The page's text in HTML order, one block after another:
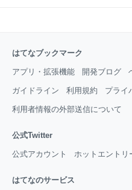
はてなブックマーク
アプリ・拡張機能 開発ブログ
ガイドライン 利用規約 プライ
利用者情報の外部送信について
公式Twitter
公式アカウント ホットエントリ
はてなのサービス